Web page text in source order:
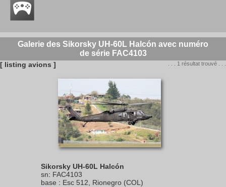
Galerie des Sikorsky UH-60L Halcón avec numéro
de série FAC4103
[ listing avions ] . . . 1 résultat trouvé . . .
Sikorsky UH-60L Halcón
sn: FAC4103
base : Esc 512, Rionegro (COL)